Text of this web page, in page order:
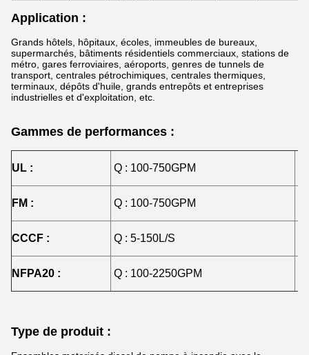
Application :
Grands hôtels, hôpitaux, écoles, immeubles de bureaux,
supermarchés, bâtiments résidentiels commerciaux, stations de
métro, gares ferroviaires, aéroports, genres de tunnels de
transport, centrales pétrochimiques, centrales thermiques,
terminaux, dépôts d'huile, grands entrepôts et entreprises
industrielles et d'exploitation, etc.
Gammes de performances :
UL : Q : 100-750GPM
FM : Q : 100-750GPM
CCCF : Q : 5-150L/S
NFPA20 : Q : 100-2250GPM
Type de produit :